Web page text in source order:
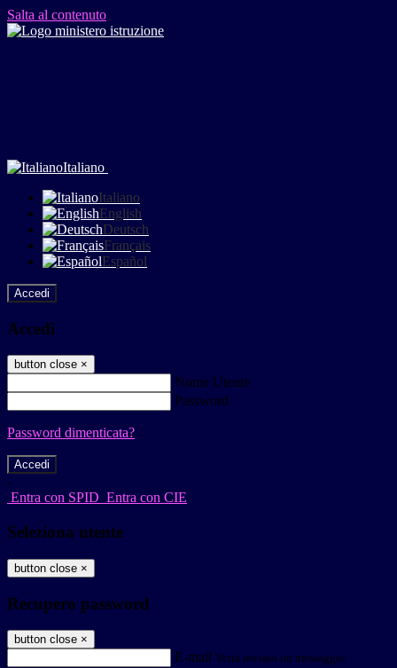
Salta al contenuto
Italiano
Italiano
English
Deutsch
Français
Español
Accedi
Accedi
button close ×
Nome Utente
Password
Password dimenticata?
-
Entra con SPID Entra con CIE
Seleziona utente
button close ×
Recupero password
button close ×
E-mail Verrà inviato un messaggio